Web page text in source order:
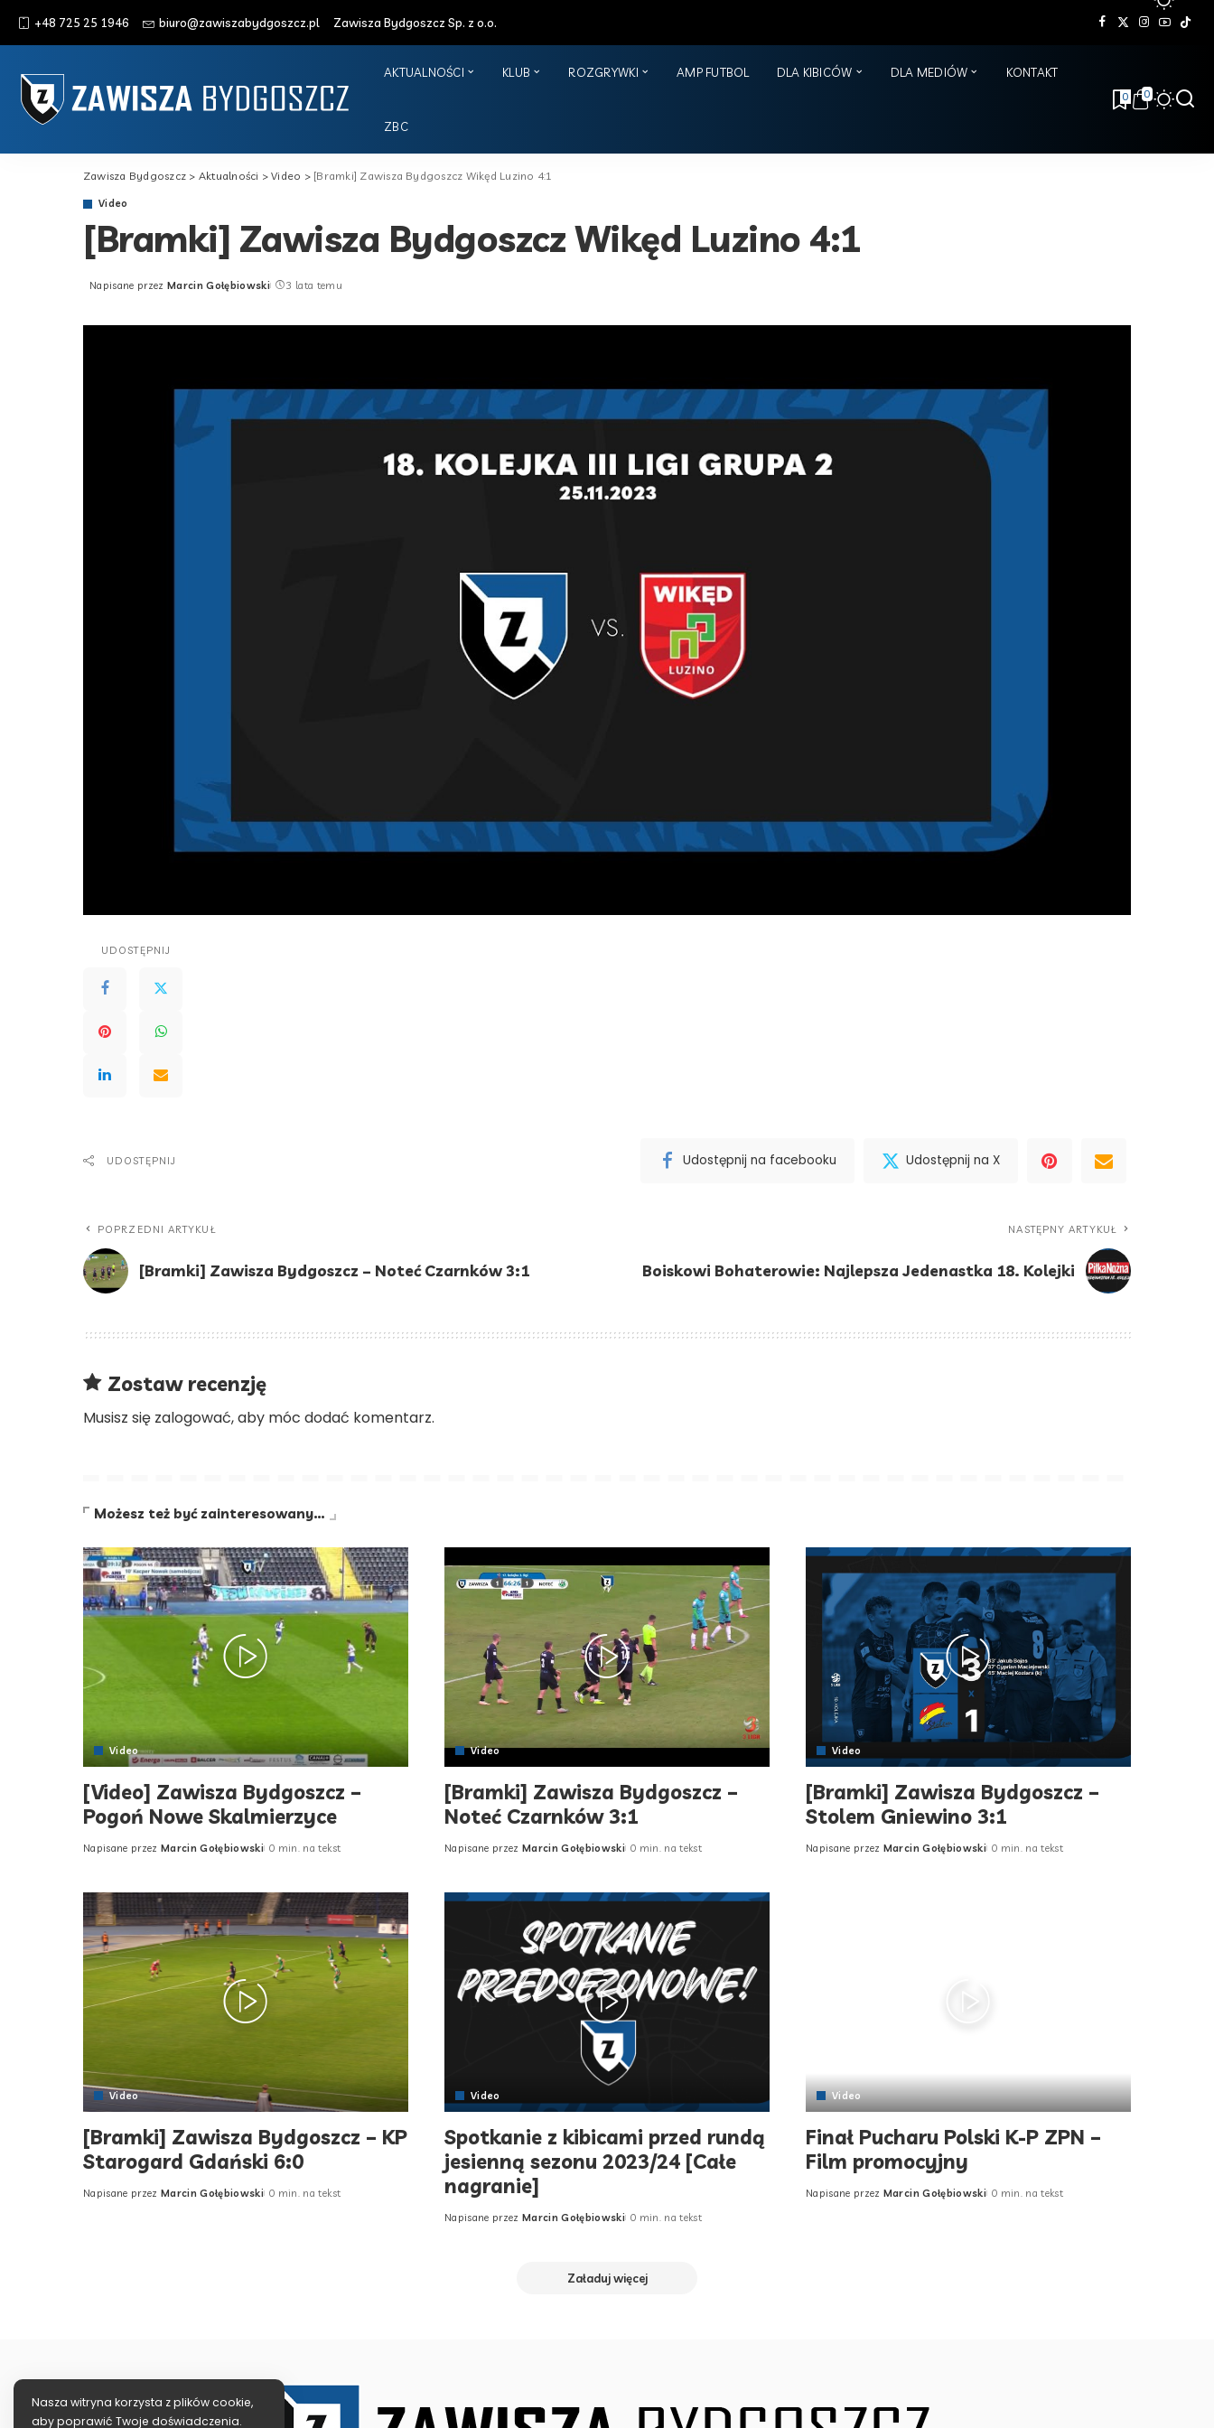
+48 725 25 1946 biuro@zawiszabydgoszcz.pl Zawisza Bydgoszcz Sp. z o.o.
AKTUALNOŚCI KLUB ROZGRYWKI AMP FUTBOL DLA KIBICÓW DLA MEDIÓW KONTAKT
ZBC
0 0
Zawisza Bydgoszcz > Aktualności >Video > [Bramki] Zawisza Bydgoszcz Wikęd Luzino 4:1
Video
[Bramki] Zawisza Bydgoszcz Wikęd Luzino 4:1
Posted
Napisane przez Marcin Gołębiowski 3 lata temu
UDOSTĘPNIJ
UDOSTĘPNIJ Udostępnij na facebooku Udostępnij na X
POPRZEDNI ARTYKUŁ
[Bramki] Zawisza Bydgoszcz – Noteć Czarnków 3:1
NASTĘPNY ARTYKUŁ
Boiskowi Bohaterowie: Najlepsza Jedenastka 18. Kolejki
Zostaw recenzję
Musisz się zalogować, aby móc dodać komentarz.
Możesz też być zainteresowany…
Video
[Video] Zawisza Bydgoszcz –
Pogoń Nowe Skalmierzyce
Posted
Napisane przez Marcin Gołębiowski 0 min. na tekst
Video
[Bramki] Zawisza Bydgoszcz –
Noteć Czarnków 3:1
Posted
Napisane przez Marcin Gołębiowski 0 min. na tekst
Video
[Bramki] Zawisza Bydgoszcz –
Stolem Gniewino 3:1
Posted
Napisane przez Marcin Gołębiowski 0 min. na tekst
Video
[Bramki] Zawisza Bydgoszcz – KP
Starogard Gdański 6:0
Posted
Napisane przez Marcin Gołębiowski 0 min. na tekst
Video
Spotkanie z kibicami przed rundą
jesienną sezonu 2023/24 [Całe
nagranie]
Posted
Napisane przez Marcin Gołębiowski 0 min. na tekst
Video
Finał Pucharu Polski K-P ZPN –
Film promocyjny
Posted
Napisane przez Marcin Gołębiowski 0 min. na tekst
Załaduj więcej
Nasza witryna korzysta z plików cookie,
aby poprawić Twoje doświadczenia.